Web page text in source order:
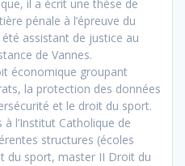
il a écrit une thèse de
pénale à l’épreuve du
assistant de justice au
de Vannes.
économique groupant
la protection des données
et le droit du sport.
à l’Institut Catholique de
structures (écoles
du sport, master II Droit du